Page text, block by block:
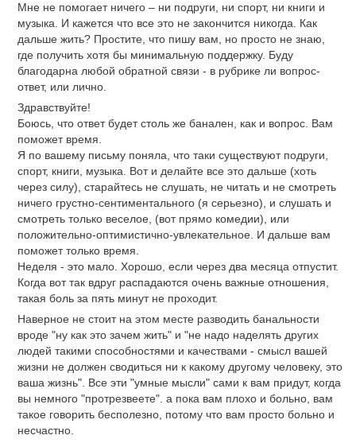
Мне не помогает ничего – ни подруги, ни спорт, ни книги и
музыка. И кажется что все это не закончится никогда. Как
дальше жить? Простите, что пишу вам, но просто не знаю,
где получить хотя бы минимальную поддержку. Буду
благодарна любой обратной связи - в рубрике ли вопрос-
ответ, или лично.
Здравствуйте!
Боюсь, что ответ будет столь же банален, как и вопрос. Вам
поможет время.
Я по вашему письму поняла, что таки существуют подруги,
спорт, книги, музыка. Вот и делайте все это дальше (хоть
через силу), старайтесь не слушать, не читать и не смотреть
ничего грустно-сентиментального (я серьезно), и слушать и
смотреть только веселое, (вот прямо комедии), или
положительно-оптимистично-увлекательное. И дальше вам
поможет только время.
Неделя - это мало. Хорошо, если через два месяца отпустит.
Когда вот так вдруг распадаются очень важные отношения,
такая боль за пять минут не проходит.
Наверное не стоит на этом месте разводить банальности
вроде "ну как это зачем жить" и "не надо наделять других
людей такими способностями и качествами - смысл вашей
жизни не должен сводиться ни к какому другому человеку, это
ваша жизнь". Все эти "умные мысли" сами к вам придут, когда
вы немного "протрезвеете". а пока вам плохо и больно, вам
такое говорить бесполезно, потому что вам просто больно и
несчастно.